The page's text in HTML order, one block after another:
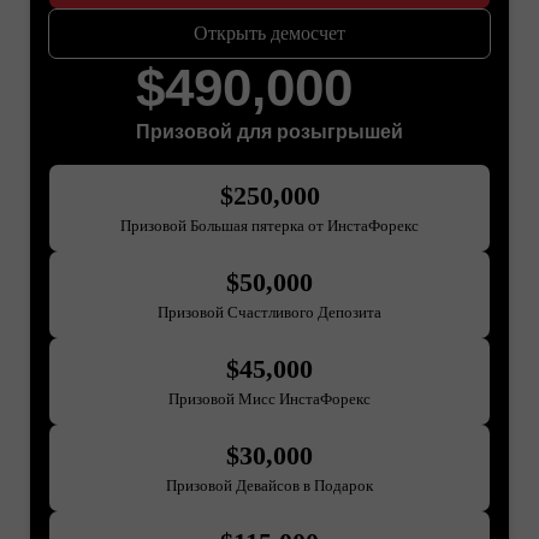
$490,000
Призовой для розыгрышей
Открыть демосчет
$250,000
Призовой Большая пятерка от ИнстаФорекс
$50,000
Призовой Счастливого Депозита
$45,000
Призовой Мисс ИнстаФорекс
$30,000
Призовой Девайсов в Подарок